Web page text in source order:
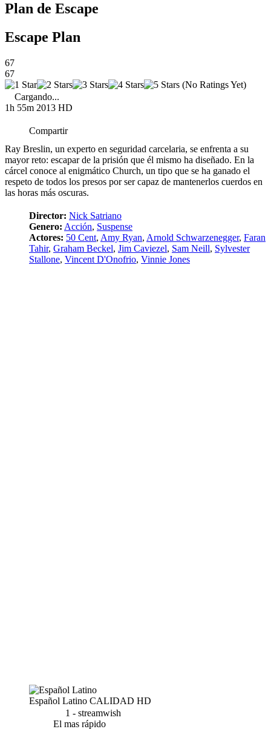
Plan de Escape
Escape Plan
67
67
(No Ratings Yet)
Cargando...
1h 55m 2013 HD
Compartir
Ray Breslin, un experto en seguridad carcelaria, se enfrenta a su
mayor reto: escapar de la prisión que él mismo ha diseñado. En la
cárcel conoce al enigmático Church, un tipo que se ha ganado el
respeto de todos los presos por ser capaz de mantenerlos cuerdos en
las horas más oscuras.
Director: Nick Satriano
Genero: Acción, Suspense
Actores: 50 Cent, Amy Ryan, Arnold Schwarzenegger, Faran
Tahir, Graham Beckel, Jim Caviezel, Sam Neill, Sylvester
Stallone, Vincent D'Onofrio, Vinnie Jones
Español Latino CALIDAD HD
1 - streamwish
El mas rápido